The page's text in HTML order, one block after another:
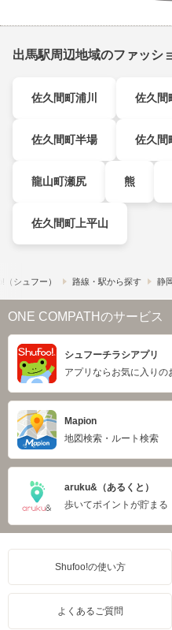
出馬駅周辺地域のファッシ
佐久間町浦川 佐久間
佐久間町半場 佐久間
龍山町瀬尻 熊
佐久間町上平山
シュフー） 路線・駅から探す 静
ONE COMPATHのサービス
シュフーチラシアプリ
アプリならお気に入りの
Mapion
地図検索・ルート検索
aruku&（あるくと）
歩いてポイントが貯まる
Shufoo!の使い方
よくあるご質問